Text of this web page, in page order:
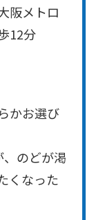
阪メトロ
12分
かお選び
のどが渇
くなった